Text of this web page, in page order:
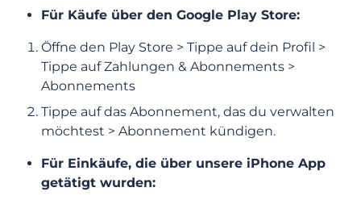
Ich habe bereits für ein Abonnement
gezahlt. Warum werde ich gefragt, ob ich
eins abschließen möchte?
erhalten. Wo finde ich Informationen über
mein Abonnement?
Für Käufe über den Google Play Store:
Öffne den Play Store > Tippe auf dein Profil >
Tippe auf Zahlungen & Abonnements >
Abonnements
Tippe auf das Abonnement, das du verwalten
möchtest > Abonnement kündigen.
Für Einkäufe, die über unsere iPhone App
getätigt wurden: